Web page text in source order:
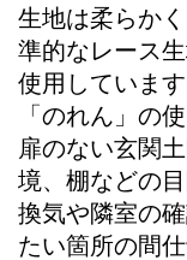
生地は柔らか
準的なレース
使用しています
「のれん」の
扉のない玄関
境、棚などの目
換気や隣室の
たい箇所の間仕